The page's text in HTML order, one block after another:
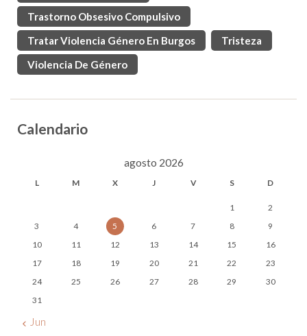
Trastorno Obsesivo Compulsivo
Tratar Violencia Género En Burgos
Tristeza
Violencia De Género
Calendario
agosto 2026
L M X J V S D
1
2
3
4 5 6 7 8
9
10
11 12 13 14 15
16
17
18 19 20 21 22
23
24
25 26 27 28 29
30
31
« Jun